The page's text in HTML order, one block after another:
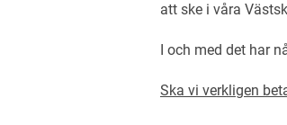
att ske i våra
I och med det har
Ska vi verkligen